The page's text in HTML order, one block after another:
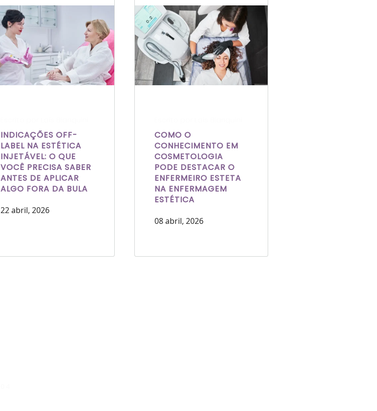
INDICAÇÕES OFF-
LABEL NA ESTÉTICA
INJETÁVEL: O QUE
VOCÊ PRECISA SABER
ANTES DE APLICAR
ALGO FORA DA BULA
22 abril, 2026
COMO O
CONHECIMENTO EM
COSMETOLOGIA
PODE DESTACAR O
ENFERMEIRO ESTETA
NA ENFERMAGEM
ESTÉTICA
08 abril, 2026